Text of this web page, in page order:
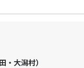
大潟村）